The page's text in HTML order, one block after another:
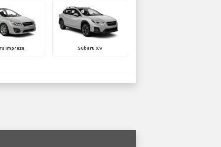
Impreza Subaru XV